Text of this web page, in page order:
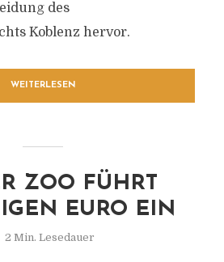
des
Koblenz hervor.
WEITERLESEN
ZOO FÜHRT
EURO EIN
2 Min. Lesedauer